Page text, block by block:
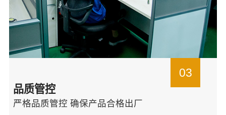
03
品质管控
严格品质管控 确保产品合格出厂